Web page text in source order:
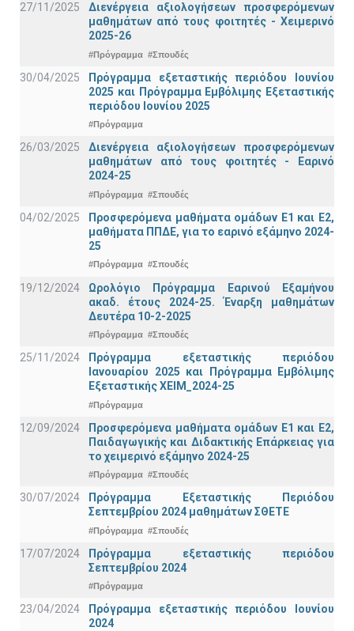
27/11/2025
Διενέργεια αξιολογήσεων προσφερόμενων
μαθημάτων από τους φοιτητές - Χειμερινό
2025-26
#Πρόγραμμα #Σπουδές
30/04/2025
Πρόγραμμα εξεταστικής περιόδου Ιουνίου
2025 και Πρόγραμμα Εμβόλιμης Εξεταστικής
περιόδου Ιουνίου 2025
#Πρόγραμμα
26/03/2025
Διενέργεια αξιολογήσεων προσφερόμενων
μαθημάτων από τους φοιτητές - Εαρινό
2024-25
#Πρόγραμμα #Σπουδές
04/02/2025
Προσφερόμενα μαθήματα ομάδων Ε1 και Ε2,
μαθήματα ΠΠΔΕ, για το εαρινό εξάμηνο 2024-
25
#Πρόγραμμα #Σπουδές
19/12/2024
Ωρολόγιο Πρόγραμμα Εαρινού Εξαμήνου
ακαδ. έτους 2024-25. Έναρξη μαθημάτων
Δευτέρα 10-2-2025
#Πρόγραμμα #Σπουδές
25/11/2024
Πρόγραμμα εξεταστικής περιόδου
Ιανουαρίου 2025 και Πρόγραμμα Εμβόλιμης
Εξεταστικής ΧΕΙΜ_2024-25
#Πρόγραμμα
12/09/2024
Προσφερόμενα μαθήματα ομάδων Ε1 και Ε2,
Παιδαγωγικής και Διδακτικής Επάρκειας για
το χειμερινό εξάμηνο 2024-25
#Πρόγραμμα #Σπουδές
30/07/2024
Πρόγραμμα Εξεταστικής Περιόδου
Σεπτεμβρίου 2024 μαθημάτων ΣΘΕΤΕ
#Πρόγραμμα #Σπουδές
17/07/2024
Πρόγραμμα εξεταστικής περιόδου
Σεπτεμβρίου 2024
#Πρόγραμμα
23/04/2024
Πρόγραμμα εξεταστικής περιόδου Ιουνίου
2024